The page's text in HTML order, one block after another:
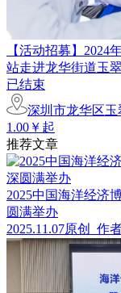
【活动招募】2024
站走进龙华街道玉
已结束
深圳市龙华区
1.00￥起
推荐文章
2025中国海洋经济
圆满举办
2025.11.07原创 作